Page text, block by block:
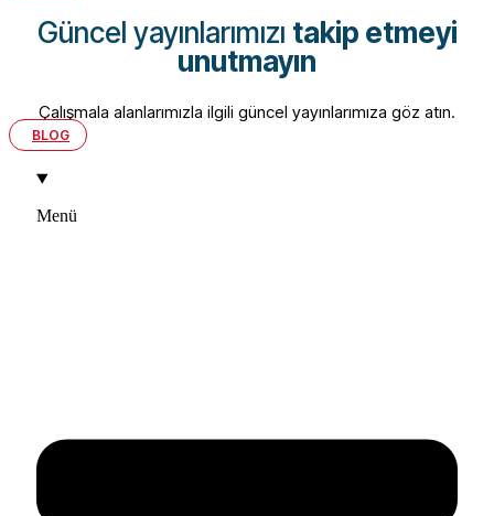
Güncel yayınlarımızı takip etmeyi
unutmayın
Çalışmala alanlarımızla ilgili güncel yayınlarımıza göz atın.
BLOG
Menü